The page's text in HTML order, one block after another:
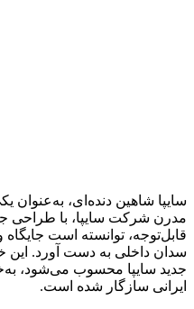
سایپا شاهین دنده‌ای، به‌عنوان
مدرن شرکت سایپا، با طراحی
قابل‌توجه، توانسته است جایگاه
سدان داخلی به دست آورد. این
جدید سایپا محسوب می‌شود،
ایرانی سازگار شده است.